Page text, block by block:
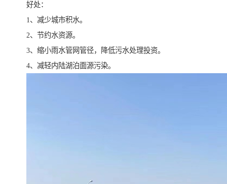
好处：
1、减少城市积水。
2、节约水资源。
3、缩小雨水管网管径，降低污水处理投资。
4、减轻内陆湖泊面源污染。